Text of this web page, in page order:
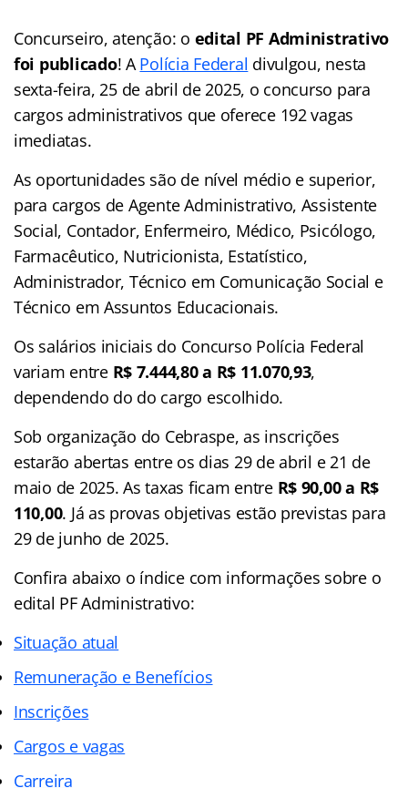
Concurseiro, atenção: o edital PF Administrativo
foi publicado! APolícia Federal divulgou, nesta
sexta-feira, 25 de abril de 2025, o concurso para
cargos administrativos que oferece 192 vagas
imediatas.
As oportunidades são de nível médio e superior,
para cargos de Agente Administrativo, Assistente
Social, Contador, Enfermeiro, Médico, Psicólogo,
Farmacêutico, Nutricionista, Estatístico,
Administrador, Técnico em Comunicação Social e
Técnico em Assuntos Educacionais.
Os salários iniciais do Concurso Polícia Federal
variam entre R$ 7.444,80 a R$ 11.070,93,
dependendo do do cargo escolhido.
Sob organização do Cebraspe, as inscrições
estarão abertas entre os dias 29 de abril e 21 de
maio de 2025. As taxas ficam entre R$ 90,00 a R$
110,00. Já as provas objetivas estão previstas para
29 de junho de 2025.
Confira abaixo o índicecom informações sobre o
edital PF Administrativo:
Situação atual
Remuneração e Benefícios
Inscrições
Cargos e vagas
Carreira